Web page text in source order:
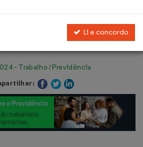
de app pode
futuro do trabalho
- Trabalho / Previdência
Li e concordo